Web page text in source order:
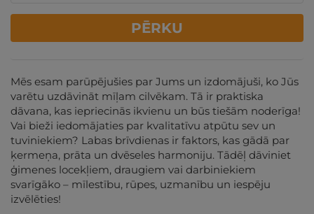
PĒRKU
Mēs esam parūpējušies par Jums un izdomājuši, ko Jūs
varētu uzdāvināt mīļam cilvēkam. Tā ir praktiska
dāvana, kas iepriecinās ikvienu un būs tiešām noderīga!
Vai bieži iedomājaties par kvalitatīvu atpūtu sev un
tuviniekiem? Labas brīvdienas ir faktors, kas gādā par
ķermeņa, prāta un dvēseles harmoniju. Tādēļ dāviniet
ģimenes locekļiem, draugiem vai darbiniekiem
svarīgāko – mīlestību, rūpes, uzmanību un iespēju
izvēlēties!